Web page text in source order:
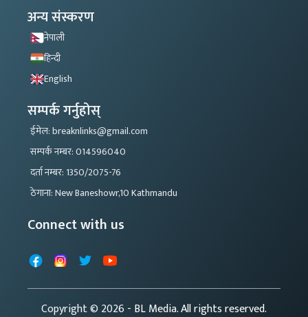
अन्य संस्करण
नेपाली
हिन्दी
English
सम्पर्क गर्नुहोस्
ईमेल: breaknlinks@gmail.com
सम्पर्क नम्बर: 014596040
दर्ता नम्बर: 1350/2075-76
ठेगाना: New Baneshowr,10 Kathmandu
Connect with us
FacebookInstagram
X YouTube
Copyright © 2026- BL Media. All rights reserved.